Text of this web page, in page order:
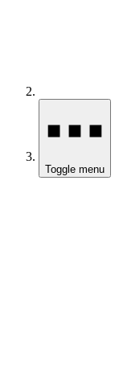
Toggle menu